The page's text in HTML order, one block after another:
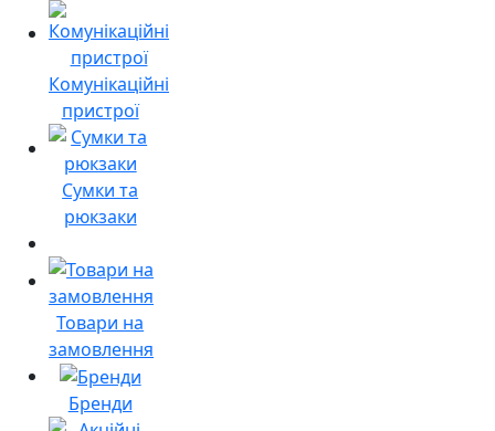
Комунікаційні
пристрої
Сумки та
рюкзаки
Товари на
замовлення
Бренди